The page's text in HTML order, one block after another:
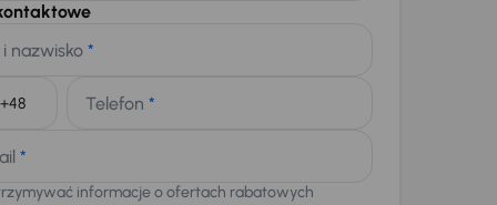
nazwisko *
Telefon *
*
informacje o ofertach rabatowych